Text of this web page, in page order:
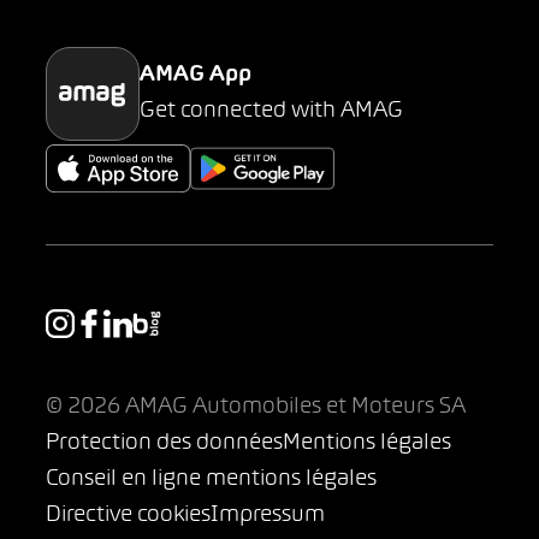
AMAG App
Get connected with AMAG
© 2026 AMAG Automobiles et Moteurs SA
Protection des donnéesMentions légales
Conseil en ligne mentions légales
Directive cookiesImpressum